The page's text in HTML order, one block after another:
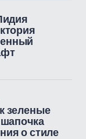
зеленые
о стиле